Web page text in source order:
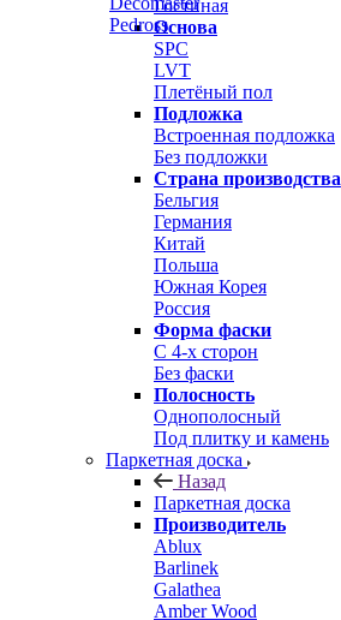
Pedross
Гостиная
Основа
SPC
LVT
Плетёный пол
Подложка
Встроенная подложка
Без подложки
Страна производства
Бельгия
Германия
Китай
Польша
Южная Корея
Россия
Форма фаски
С 4-х сторон
Без фаски
Полосность
Однополосный
Под плитку и камень
Паркетная доска
Назад
Паркетная доска
Производитель
Ablux
Barlinek
Galathea
Amber Wood